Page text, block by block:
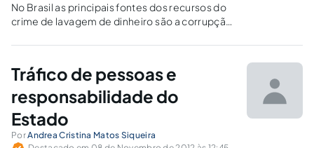
No Brasil as principais fontes dos recursos do
crime de lavagem de dinheiro são a corrupção
Nacional, incluindo fraude e evasão de divisas,
armas, crime organizado, contrabando e
desvio de dinheiro público.
Tráfico de pessoas e
responsabilidade do
Estado
PorAndrea Cristina Matos Siqueira